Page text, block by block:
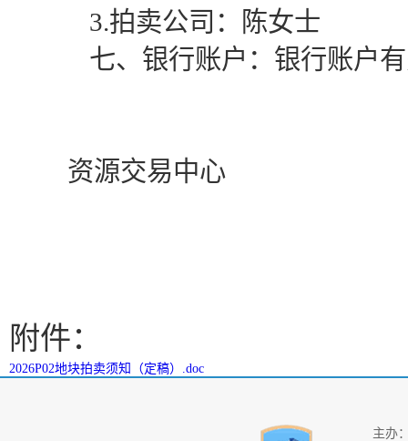
3.拍卖公司：
陈女士
七、银行账户：银行账户
资源交易中心
附件：
2026P02地块拍卖须知（定稿）.doc
主办